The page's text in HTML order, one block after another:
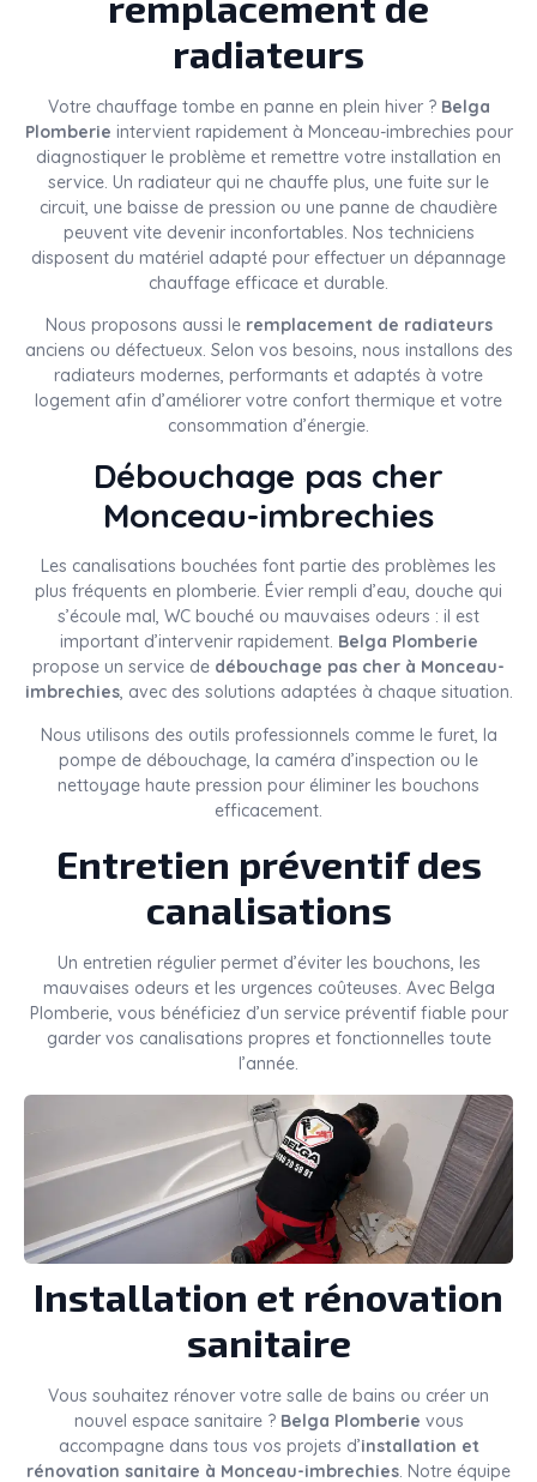
radiateurs
Votre chauffage tombe en panne en plein hiver ? Belga
Plomberie intervient rapidement à Monceau-imbrechies pour
diagnostiquer le problème et remettre votre installation en
service. Un radiateur qui ne chauffe plus, une fuite sur le
circuit, une baisse de pression ou une panne de chaudière
peuvent vite devenir inconfortables. Nos techniciens
disposent du matériel adapté pour effectuer un dépannage
chauffage efficace et durable.
Nous proposons aussi le remplacement de radiateurs
anciens ou défectueux. Selon vos besoins, nous installons des
radiateurs modernes, performants et adaptés à votre
logement afin d’améliorer votre confort thermique et votre
consommation d’énergie.
Débouchage pas cher
Monceau-imbrechies
Les canalisations bouchées font partie des problèmes les
plus fréquents en plomberie. Évier rempli d’eau, douche qui
s’écoule mal, WC bouché ou mauvaises odeurs : il est
important d’intervenir rapidement. Belga Plomberie
propose un service de débouchage pas cher à Monceau-
imbrechies, avec des solutions adaptées à chaque situation.
Nous utilisons des outils professionnels comme le furet, la
pompe de débouchage, la caméra d’inspection ou le
nettoyage haute pression pour éliminer les bouchons
efficacement.
Entretien préventif des
canalisations
Un entretien régulier permet d’éviter les bouchons, les
mauvaises odeurs et les urgences coûteuses. Avec Belga
Plomberie, vous bénéficiez d’un service préventif fiable pour
garder vos canalisations propres et fonctionnelles toute
l’année.
Installation et rénovation
sanitaire
Vous souhaitez rénover votre salle de bains ou créer un
nouvel espace sanitaire ? Belga Plomberie vous
accompagne dans tous vos projets d’installation et
rénovation sanitaire à Monceau-imbrechies. Notre équipe